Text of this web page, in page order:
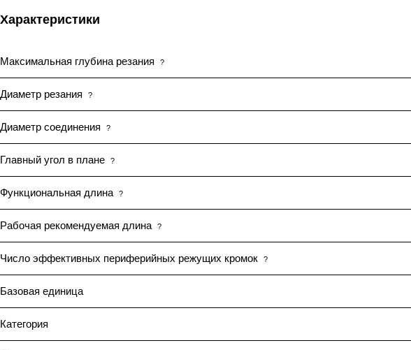
Характеристики
Максимальная глубина резания ?
Диаметр резания ?
Диаметр соединения ?
Главный угол в плане ?
Функциональная длина ?
Рабочая рекомендуемая длина ?
Число эффективных периферийных режущих кромок ?
Базовая единица
Категория